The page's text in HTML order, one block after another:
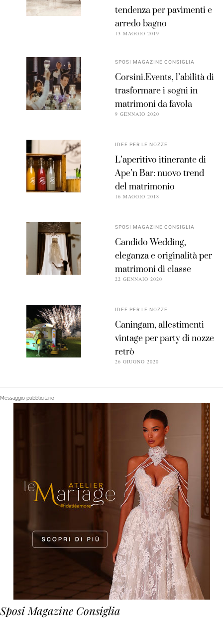
tendenza per pavimenti e
arredo bagno
13 MAGGIO 2019
SPOSI MAGAZINE CONSIGLIA
Corsini.Events, l’abilità di
trasformare i sogni in
matrimoni da favola
9 GENNAIO 2020
IDEE PER LE NOZZE
L’aperitivo itinerante di
Ape’n Bar: nuovo trend
del matrimonio
16 MAGGIO 2018
SPOSI MAGAZINE CONSIGLIA
Candido Wedding,
eleganza e originalità per
matrimoni di classe
22 GENNAIO 2020
IDEE PER LE NOZZE
Caningam, allestimenti
vintage per party di nozze
retrò
26 GIUGNO 2020
Messaggio pubblicitario
Sposi Magazine Consiglia